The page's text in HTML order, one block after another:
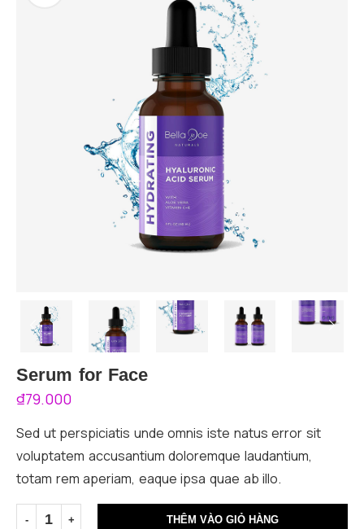
Serum for Face
₫79.000
Sed ut perspiciatis unde omnis iste natus error sit
voluptatem accusantium doloremque laudantium,
totam rem aperiam, eaque ipsa quae ab illo.
THÊM VÀO GIỎ HÀNG